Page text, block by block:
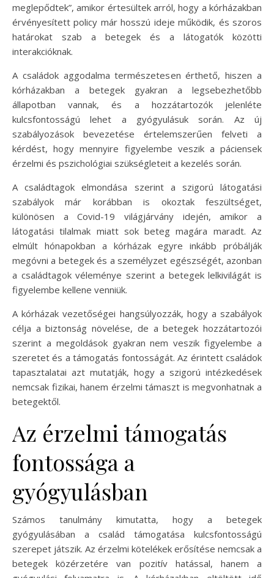
meglepődtek”, amikor értesültek arról, hogy a kórházakban
érvényesített policy már hosszú ideje működik, és szoros
határokat szab a betegek és a látogatók közötti
interakcióknak.
A családok aggodalma természetesen érthető, hiszen a
kórházakban a betegek gyakran a legsebezhetőbb
állapotban vannak, és a hozzátartozók jelenléte
kulcsfontosságú lehet a gyógyulásuk során. Az új
szabályozások bevezetése értelemszerűen felveti a
kérdést, hogy mennyire figyelembe veszik a páciensek
érzelmi és pszichológiai szükségleteit a kezelés során.
A családtagok elmondása szerint a szigorú látogatási
szabályok már korábban is okoztak feszültséget,
különösen a Covid-19 világjárvány idején, amikor a
látogatási tilalmak miatt sok beteg magára maradt. Az
elmúlt hónapokban a kórházak egyre inkább próbálják
megóvni a betegek és a személyzet egészségét, azonban
a családtagok véleménye szerint a betegek lelkivilágát is
figyelembe kellene venniük.
A kórházak vezetőségei hangsúlyozzák, hogy a szabályok
célja a biztonság növelése, de a betegek hozzátartozói
szerint a megoldások gyakran nem veszik figyelembe a
szeretet és a támogatás fontosságát. Az érintett családok
tapasztalatai azt mutatják, hogy a szigorú intézkedések
nemcsak fizikai, hanem érzelmi támaszt is megvonhatnak a
betegektől.
Az érzelmi támogatás
fontossága a
gyógyulásban
Számos tanulmány kimutatta, hogy a betegek
gyógyulásában a család támogatása kulcsfontosságú
szerepet játszik. Az érzelmi kötelékek erősítése nemcsak a
betegek közérzetére van pozitív hatással, hanem a